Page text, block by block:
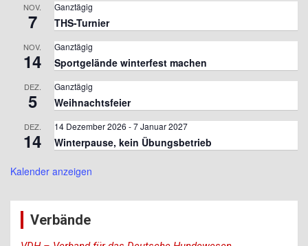
NOV.
7
Ganztägig
THS-Turnier
NOV.
14
Ganztägig
Sportgelände winterfest machen
DEZ.
5
Ganztägig
Weihnachtsfeier
DEZ.
14
14 Dezember 2026 -7 Januar 2027
Winterpause, kein Übungsbetrieb
Kalender anzeigen
Verbände